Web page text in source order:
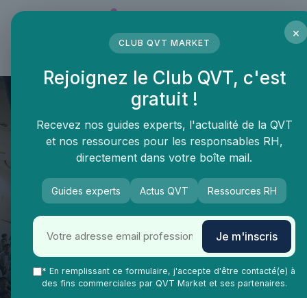
QVT Market Équilibre vie-travail
Qualité au travail : l'impact des
horaires flexibles sur le bien-
×
CLUB QVT MARKET
Rejoignez le Club QVT, c'est
gratuit !
Recevez nos guides experts, l'actualité de la QVT
et nos ressources pour les responsables RH,
directement dans votre boîte mail.
Guides experts Actus QVT Ressources RH
Je m'inscris
* En remplissant ce formulaire, j'accepte d'être contacté(e) à
des fins commerciales par QVT Market et ses partenaires.
Panneau de gestion des cookies